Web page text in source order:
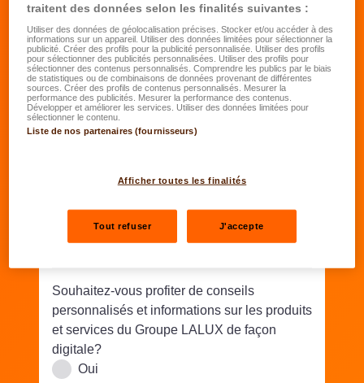
Date de naissance*
JJ.MM.AAAA
Rue/N°*
Souhaitez-vous profiter de conseils
personnalisés et informations sur les produits
et services du Groupe LALUX de façon
digitale?
Oui
traitent des données selon les finalités suivantes :
Utiliser des données de géolocalisation précises. Stocker et/ou accéder à des
informations sur un appareil. Utiliser des données limitées pour sélectionner la
publicité. Créer des profils pour la publicité personnalisée. Utiliser des profils
pour sélectionner des publicités personnalisées. Utiliser des profils pour
sélectionner des contenus personnalisés. Comprendre les publics par le biais
de statistiques ou de combinaisons de données provenant de différentes
sources. Créer des profils de contenus personnalisés. Mesurer la
performance des publicités. Mesurer la performance des contenus.
Développer et améliorer les services. Utiliser des données limitées pour
sélectionner le contenu.
Liste de nos partenaires (fournisseurs)
Afficher toutes les finalités
Tout refuser J'accepte